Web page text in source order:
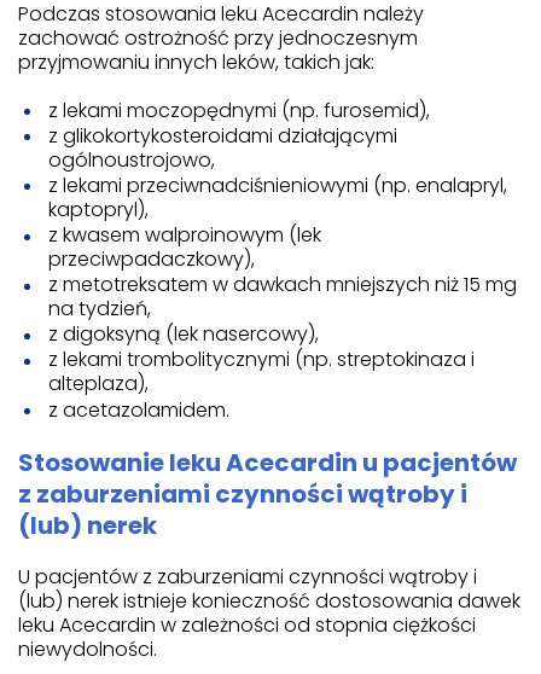
Podczas stosowania leku Acecardin należy
zachować ostrożność przy jednoczesnym
przyjmowaniu innych leków, takich jak:
z lekami moczopędnymi (np. furosemid),
z glikokortykosteroidami działającymi
ogólnoustrojowo,
z lekami przeciwnadciśnieniowymi (np. enalapryl,
kaptopryl),
z kwasem walproinowym (lek
przeciwpadaczkowy),
z metotreksatem w dawkach mniejszych niż 15 mg
na tydzień,
z digoksyną (lek nasercowy),
z lekami trombolitycznymi (np. streptokinaza i
alteplaza),
z acetazolamidem.
Stosowanie leku Acecardin u pacjentów
z zaburzeniami czynności wątroby i
(lub) nerek
U pacjentów z zaburzeniami czynności wątroby i
(lub) nerek istnieje konieczność dostosowania dawek
leku Acecardin w zależności od stopnia ciężkości
niewydolności.